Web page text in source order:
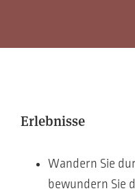
Erlebnisse
Wandern Sie
bewundern Sie